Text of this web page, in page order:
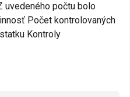
uvedeného počtu bolo
Počet kontrolovaných
Kontroly